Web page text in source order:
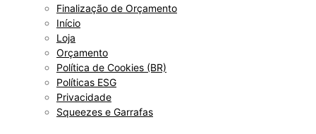
Finalização de Orçamento
Início
Loja
Orçamento
Política de Cookies (BR)
Políticas ESG
Privacidade
Squeezes e Garrafas